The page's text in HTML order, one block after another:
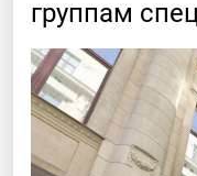
группам